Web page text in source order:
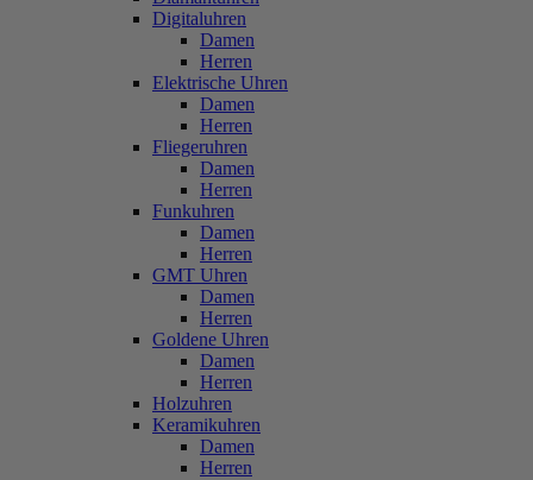
Digitaluhren
Damen
Herren
Elektrische Uhren
Damen
Herren
Fliegeruhren
Damen
Herren
Funkuhren
Damen
Herren
GMT Uhren
Damen
Herren
Goldene Uhren
Damen
Herren
Holzuhren
Keramikuhren
Damen
Herren